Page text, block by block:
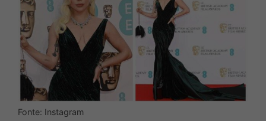
Fonte: Instagram